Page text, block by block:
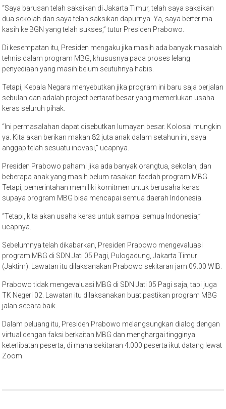
“Saya barusan telah saksikan di Jakarta Timur, telah saya saksikan
dua sekolah dan saya telah saksikan dapurnya. Ya, saya berterima
kasih ke BGN yang telah sukses,” tutur Presiden Prabowo.
Di kesempatan itu, Presiden mengaku jika masih ada banyak masalah
tehnis dalam program MBG, khususnya pada proses lelang
penyediaan yang masih belum seutuhnya habis.
Tetapi, Kepala Negara menyebutkan jika program ini baru saja berjalan
sebulan dan adalah project bertaraf besar yang memerlukan usaha
keras seluruh pihak.
“Ini permasalahan dapat disebutkan lumayan besar. Kolosal mungkin
ya. Kita akan berikan makan 82 juta anak dalam setahun ini, saya
anggap telah sesuatu inovasi,” ucapnya.
Presiden Prabowo pahami jika ada banyak orangtua, sekolah, dan
beberapa anak yang masih belum rasakan faedah program MBG.
Tetapi, pemerintahan memiliki komitmen untuk berusaha keras
supaya program MBG bisa mencapai semua daerah Indonesia.
“Tetapi, kita akan usaha keras untuk sampai semua Indonesia,”
ucapnya.
Sebelumnya telah dikabarkan, Presiden Prabowo mengevaluasi
program MBG di SDN Jati 05 Pagi, Pulogadung, Jakarta Timur
(Jaktim). Lawatan itu dilaksanakan Prabowo sekitaran jam 09.00 WIB.
Prabowo tidak mengevaluasi MBG di SDN Jati 05 Pagi saja, tapi juga
TK Negeri 02. Lawatan itu dilaksanakan buat pastikan program MBG
jalan secara baik.
Dalam peluang itu, Presiden Prabowo melangsungkan dialog dengan
virtual dengan faksi berkaitan MBG dan menghargai tingginya
keterlibatan peserta, di mana sekitaran 4.000 peserta ikut datang lewat
Zoom.